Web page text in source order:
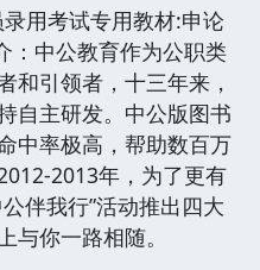
录用考试专用教材:申论
：中公教育作为公职类
和引领者，十三年来，
自主研发。中公版图书
中率极高，帮助数百万
2013年，为了更有
伴我行”活动推出四大
与你一路相随。